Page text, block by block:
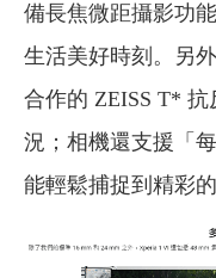
備長焦微距攝影功
生活美好時刻。另外
合作的 ZEISS T*
況；相機還支援「
能輕鬆捕捉到精彩的